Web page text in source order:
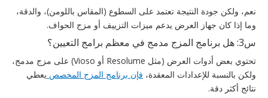
نعم، ولكن جودة النتيجة تعتمد على السطوع (المقاس باللومن)، والدقة،
وما إذا كان جهاز العرض يدعم ميزات التزييف أو مزج الحواف.
س3: هل برنامج المزج مدمج في معظم برامج التعيين؟
تحتوي بعض أدوات العرض (مثل Resolume أو Vioso) على مزج مدمج،
ولكن بالنسبة للإعدادات المعقدة، فإن برنامج المزج المخصص يعطي
نتائج أكثر دقة.